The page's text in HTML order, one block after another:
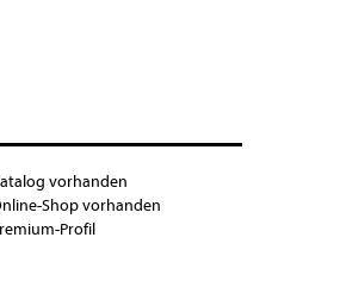
vorhanden
Shop vorhanden
Profil